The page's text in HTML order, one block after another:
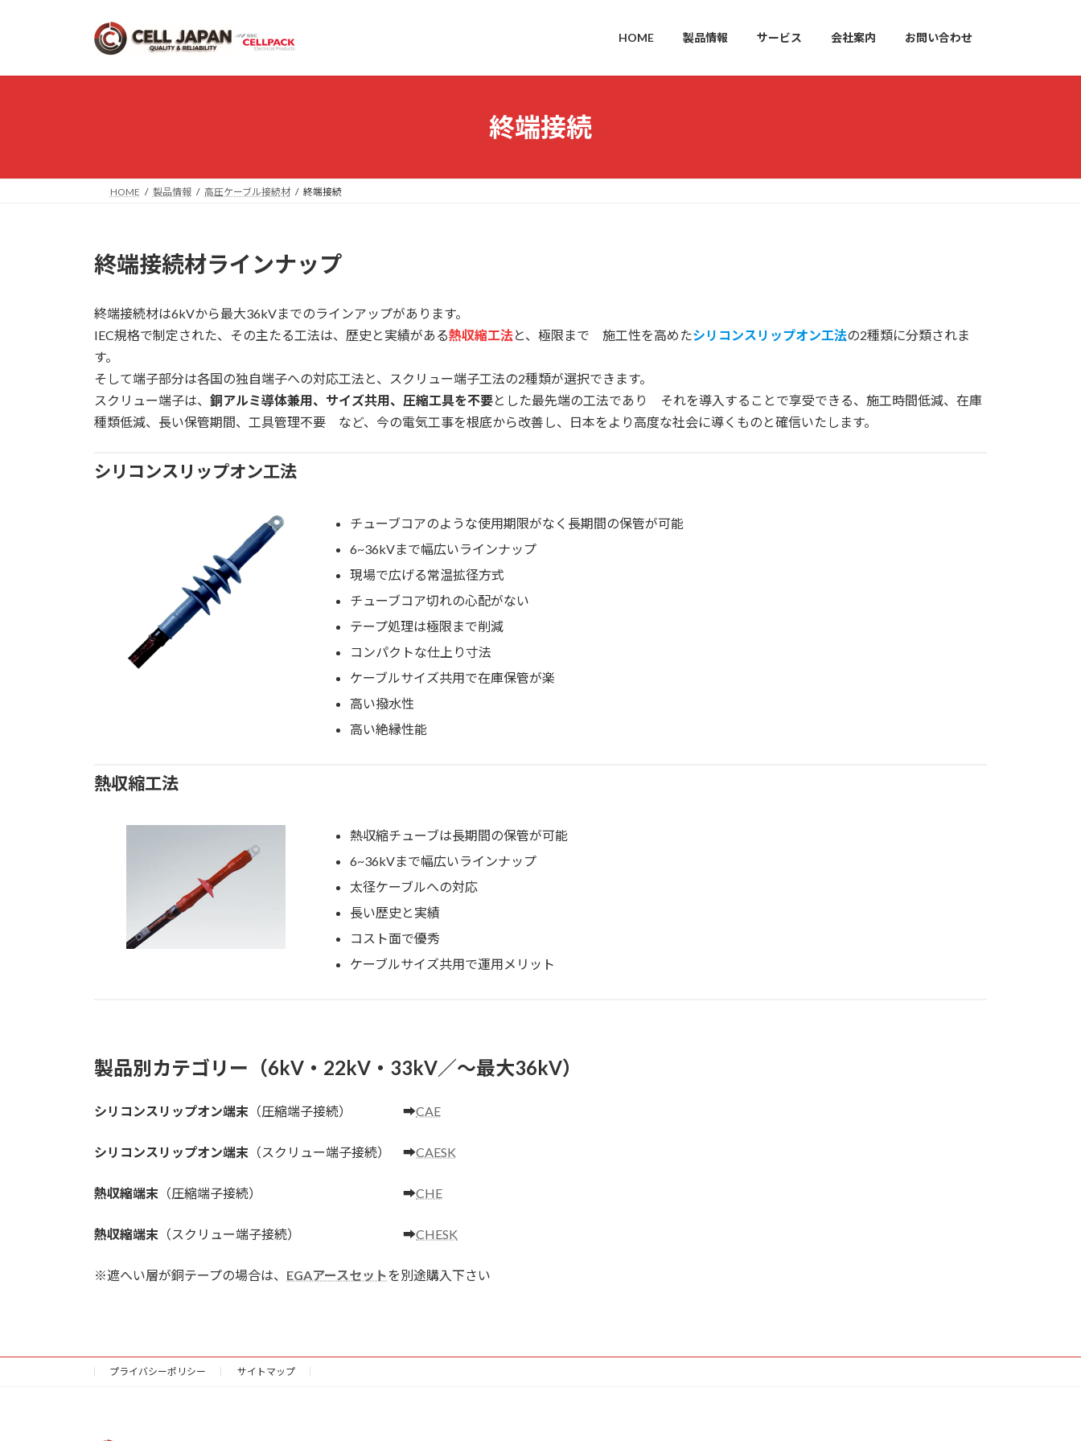
プ
動
HOME 製品情報 サービス 会社案内 お問い合わせ
終端接続
HOME 製品情報 高圧ケーブル接続材 終端接続
終端接続材ラインナップ
終端接続材は6kVから最大36kVまでのラインアップがあります。
IEC規格で制定された、その主たる工法は、歴史と実績がある熱収縮工法と、極限まで 施工性を高めたシリコンスリップオン工法の2種類に分類されま
す。
そして端子部分は各国の独自端子への対応工法と、スクリュー端子工法の2種類が選択できます。
スクリュー端子は、 銅アルミ導体兼用、サイズ共用、圧縮工具を不要とした最先端の工法であり それを導入することで享受できる、施工時間低減、在庫
種類低減、長い保管期間、工具管理不要 など、今の電気工事を根底から改善し、日本をより高度な社会に導くものと確信いたします。
シリコンスリップオン工法
チューブコアのような使用期限がなく長期間の保管が可能
6~36kVまで幅広いラインナップ
現場で広げる常温拡径方式
チューブコア切れの心配がない
テープ処理は極限まで削減
コンパクトな仕上り寸法
ケーブルサイズ共用で在庫保管が楽
高い撥水性
高い絶縁性能
熱収縮工法
熱収縮チューブは長期間の保管が可能
6~36kVまで幅広いラインナップ
太径ケーブルへの対応
長い歴史と実績
コスト面で優秀
ケーブルサイズ共用で運用メリット
製品別カテゴリー（6kV・22kV・33kV／～最大36kV）
シリコンスリップオン端末 （圧縮端子接続） ➡CAE
シリコンスリップオン端末 （スクリュー端子接続） ➡CAESK
熱収縮端末 （圧縮端子接続） ➡CHE
熱収縮端末 （スクリュー端子接続） ➡CHESK
※遮へい層が銅テープの場合は、 EGAアースセットを別途購入下さい
プライバシーポリシー サイトマップ